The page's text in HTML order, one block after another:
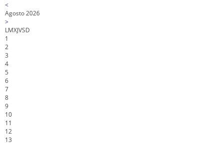
<
Agosto 2026
>
LMXJVSD
1
2
3
4
5
6
7
8
9
10
11
12
13